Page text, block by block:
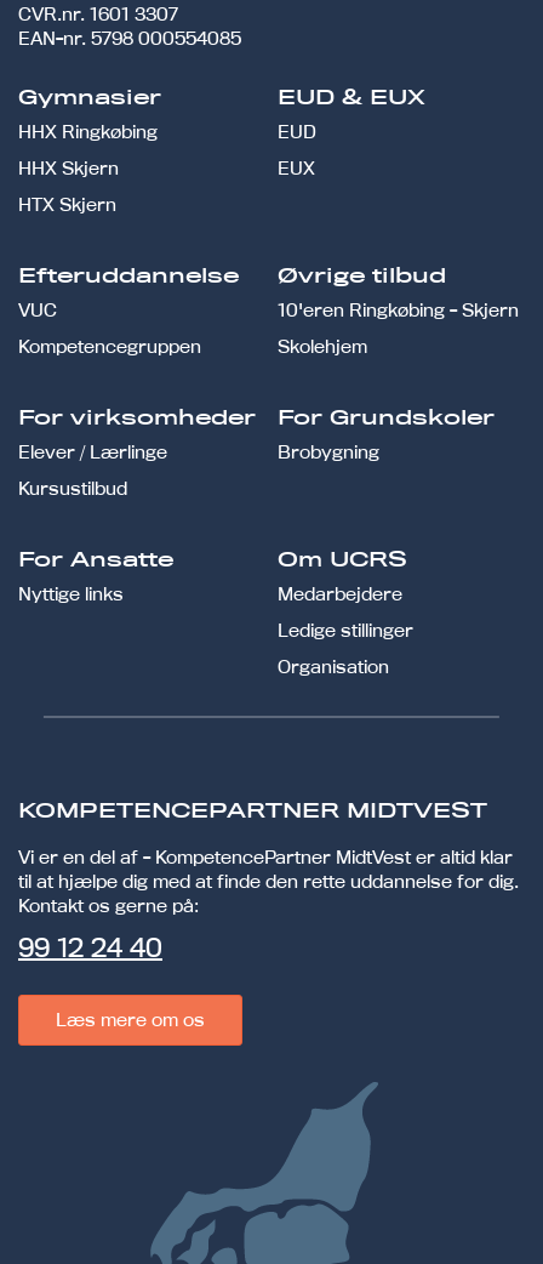
CVR.nr. 1601 3307
EAN-nr. 5798 000554085
Gymnasier
HHX Ringkøbing
HHX Skjern
HTX Skjern
EUD & EUX
EUD
EUX
Efteruddannelse
VUC
Kompetencegruppen
Øvrige tilbud
10'eren Ringkøbing - Skjern
Skolehjem
For virksomheder
Elever / Lærlinge
Kursustilbud
For Grundskoler
Brobygning
For Ansatte
Nyttige links
Om UCRS
Medarbejdere
Ledige stillinger
Organisation
KOMPETENCEPARTNER MIDTVEST
Vi er en del af - KompetencePartner MidtVest er altid klar
til at hjælpe dig med at finde den rette uddannelse for dig.
Kontakt os gerne på:
99 12 24 40
Læs mere om os